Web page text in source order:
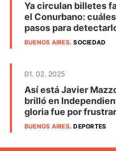
Ya circulan billetes
el Conurbano:
pasos para
BUENOS AIRES.SOCIEDAD
01. 02. 2025
Así está Javier
brilló en
gloria fue por
BUENOS AIRES.DEPORTES